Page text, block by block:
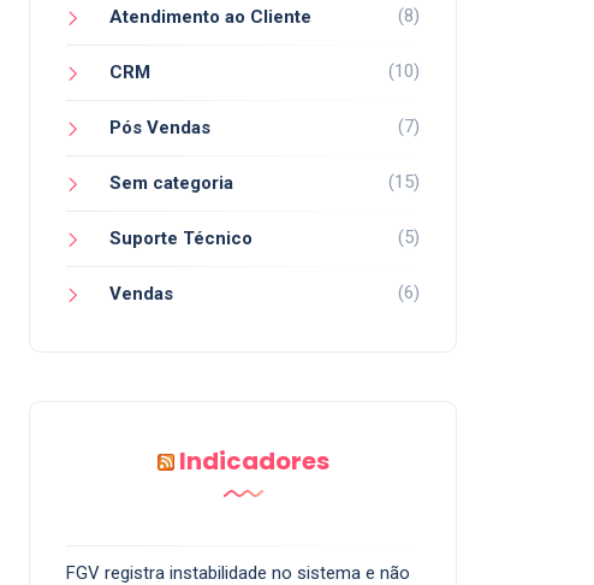
Atendimento ao Cliente (8)
CRM (10)
Pós Vendas (7)
Sem categoria (15)
Suporte Técnico (5)
Vendas (6)
Indicadores
FGV registra instabilidade no sistema e não